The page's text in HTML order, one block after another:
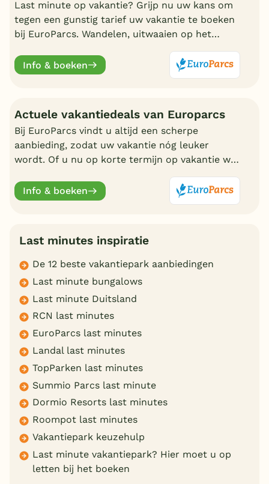
Last minute op vakantie? Grijp nu uw kans om
tegen een gunstig tarief uw vakantie te boeken
bij EuroParcs. Wandelen, uitwaaien op het
eigen bungalow
Info & boeken
Actuele vakantiedeals van Europarcs
Bij EuroParcs vindt u altijd een scherpe
aanbieding, zodat uw vakantie nóg leuker
wordt. Of u nu op korte termijn op vakantie wilt
actuele vakantiedeals.
Info & boeken
Last minutes inspiratie
De 12 beste vakantiepark aanbiedingen
Last minute bungalows
Last minute Duitsland
RCN last minutes
EuroParcs last minutes
Landal last minutes
TopParken last minutes
Summio Parcs last minute
Dormio Resorts last minutes
Roompot last minutes
Vakantiepark keuzehulp
Last minute vakantiepark? Hier moet u op
letten bij het boeken